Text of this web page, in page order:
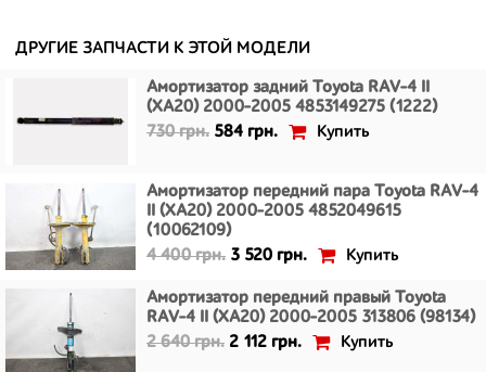
ДРУГИЕ ЗАПЧАСТИ К ЭТОЙ МОДЕЛИ
Амортизатор задний Toyota RAV-4 II
(XA20) 2000-2005 4853149275 (1222)
730 грн. 584 грн. Купить
Амортизатор передний пара Toyota RAV-4
II (XA20) 2000-2005 4852049615
(10062109)
4 400 грн. 3 520 грн. Купить
Амортизатор передний правый Toyota
RAV-4 II (XA20) 2000-2005 313806 (98134)
2 640 грн. 2 112 грн. Купить